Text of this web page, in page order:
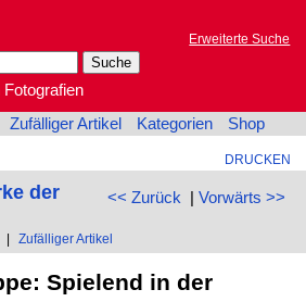
Erweiterte Suche
Fotografien
Zufälliger Artikel Kategorien Shop
DRUCKEN
<< Zurück | Vorwärts >>
der
Zufälliger Artikel
Spielend in der